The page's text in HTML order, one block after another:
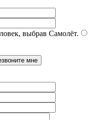
выбрав Самолёт.